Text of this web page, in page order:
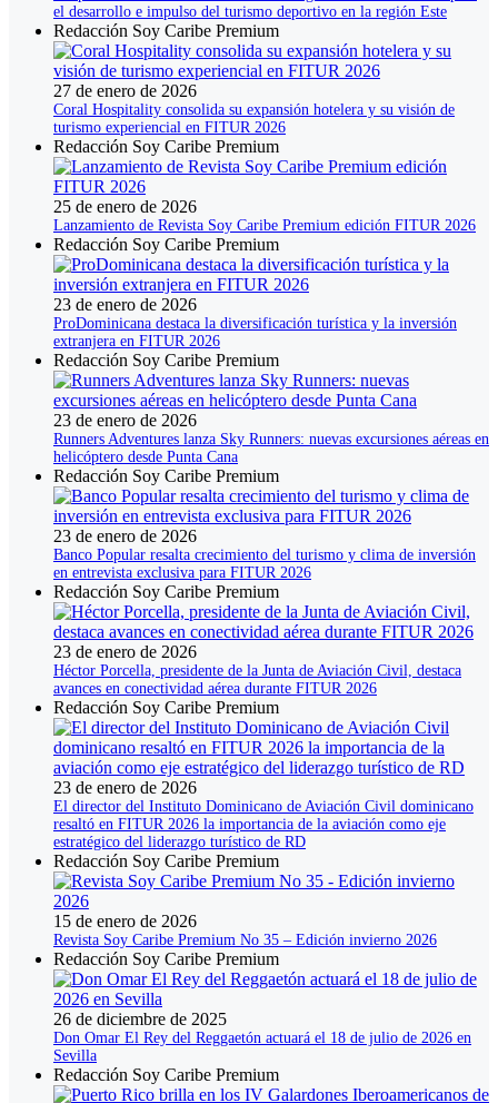
el desarrollo e impulso del turismo deportivo en la región Este
Redacción Soy Caribe Premium
27 de enero de 2026
Coral Hospitality consolida su expansión hotelera y su visión de
turismo experiencial en FITUR 2026
Redacción Soy Caribe Premium
25 de enero de 2026
Lanzamiento de Revista Soy Caribe Premium edición FITUR 2026
Redacción Soy Caribe Premium
23 de enero de 2026
ProDominicana destaca la diversificación turística y la inversión
extranjera en FITUR 2026
Redacción Soy Caribe Premium
23 de enero de 2026
Runners Adventures lanza Sky Runners: nuevas excursiones aéreas en
helicóptero desde Punta Cana
Redacción Soy Caribe Premium
23 de enero de 2026
Banco Popular resalta crecimiento del turismo y clima de inversión
en entrevista exclusiva para FITUR 2026
Redacción Soy Caribe Premium
23 de enero de 2026
Héctor Porcella, presidente de la Junta de Aviación Civil, destaca
avances en conectividad aérea durante FITUR 2026
Redacción Soy Caribe Premium
23 de enero de 2026
El director del Instituto Dominicano de Aviación Civil dominicano
resaltó en FITUR 2026 la importancia de la aviación como eje
estratégico del liderazgo turístico de RD
Redacción Soy Caribe Premium
15 de enero de 2026
Revista Soy Caribe Premium No 35 – Edición invierno 2026
Redacción Soy Caribe Premium
26 de diciembre de 2025
Don Omar El Rey del Reggaetón actuará el 18 de julio de 2026 en
Sevilla
Redacción Soy Caribe Premium